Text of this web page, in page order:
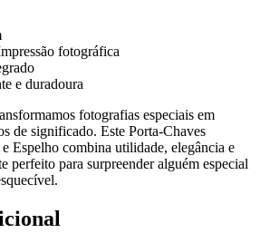
fotográfica
e duradoura
fotografias especiais em
de significado. Este Porta-Chaves
Espelho combina utilidade, elegância e
perfeito para surpreender alguém especial